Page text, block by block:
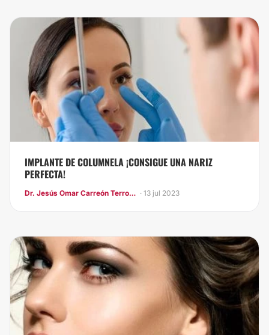
IMPLANTE DE COLUMNELA ¡CONSIGUE UNA NARIZ
PERFECTA!
Dr. Jesús Omar Carreón Terrones · 13 jul 2023